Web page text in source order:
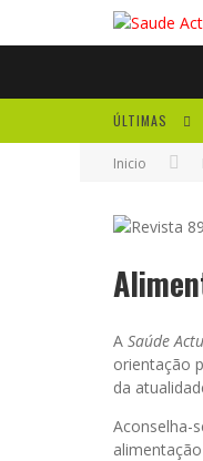
ÚLTIMAS
Inicio
A Saúde
orientação
da
Aconselha-